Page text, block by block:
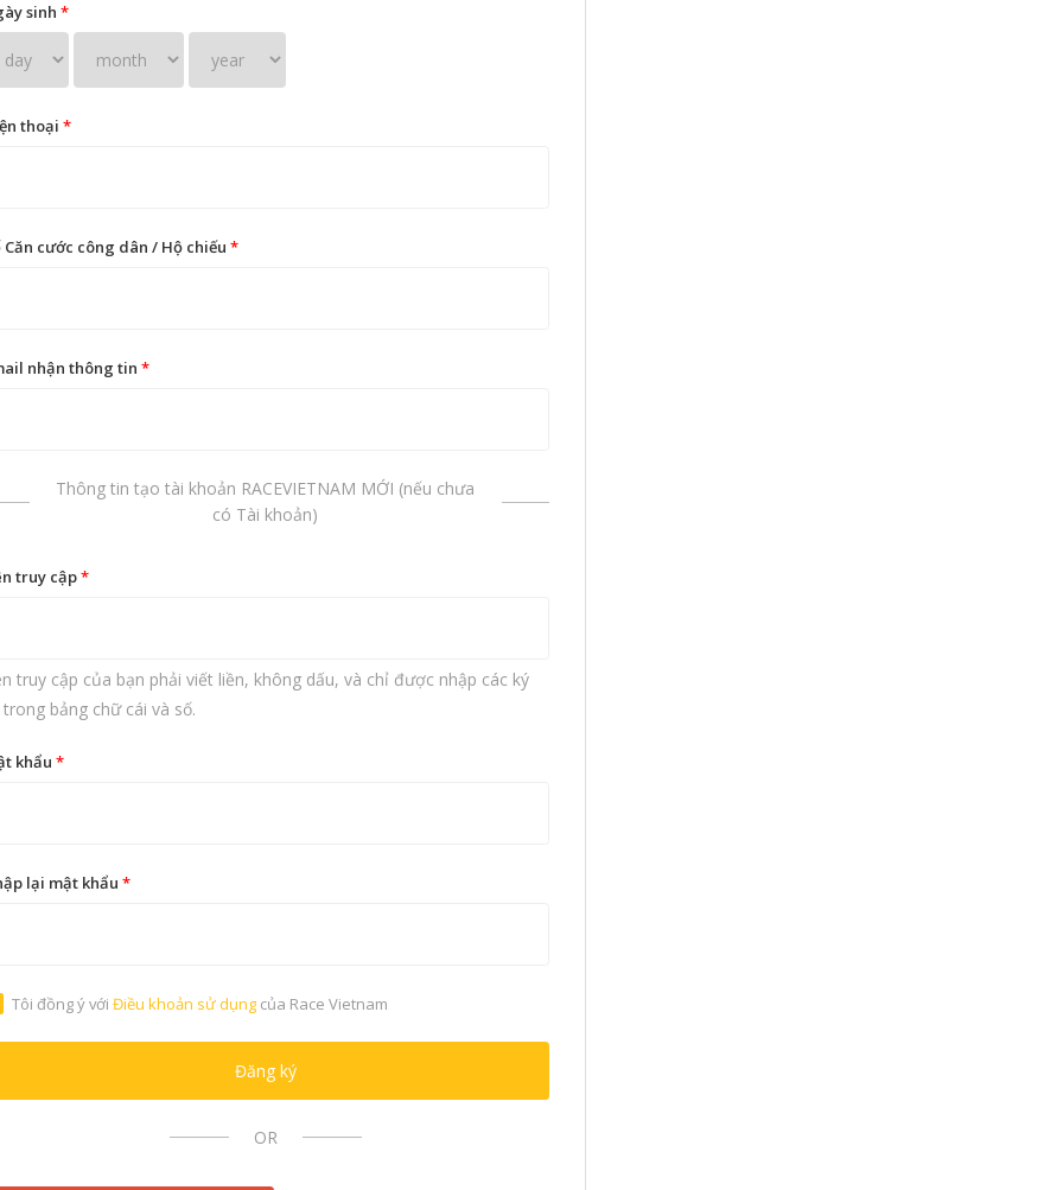
sinh *
thoại *
Căn cước công dân / Hộ chiếu *
nhận thông tin *
Thông tin tạo tài khoản RACEVIETNAM MỚI (nếu chưa
có Tài khoản)
truy cập*
truy cập của bạn phải viết liền, không dấu, và chỉ được nhập các ký
bảng chữ cái và số.
khẩu *
lại mật khẩu *
Tôi đồng ý với Điều khoản sử dụngcủa Race Vietnam
Đăng ký
OR